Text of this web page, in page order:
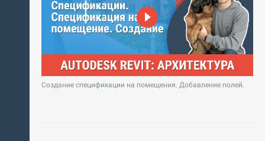
Создание спецификации на помещения. Добавление полей.